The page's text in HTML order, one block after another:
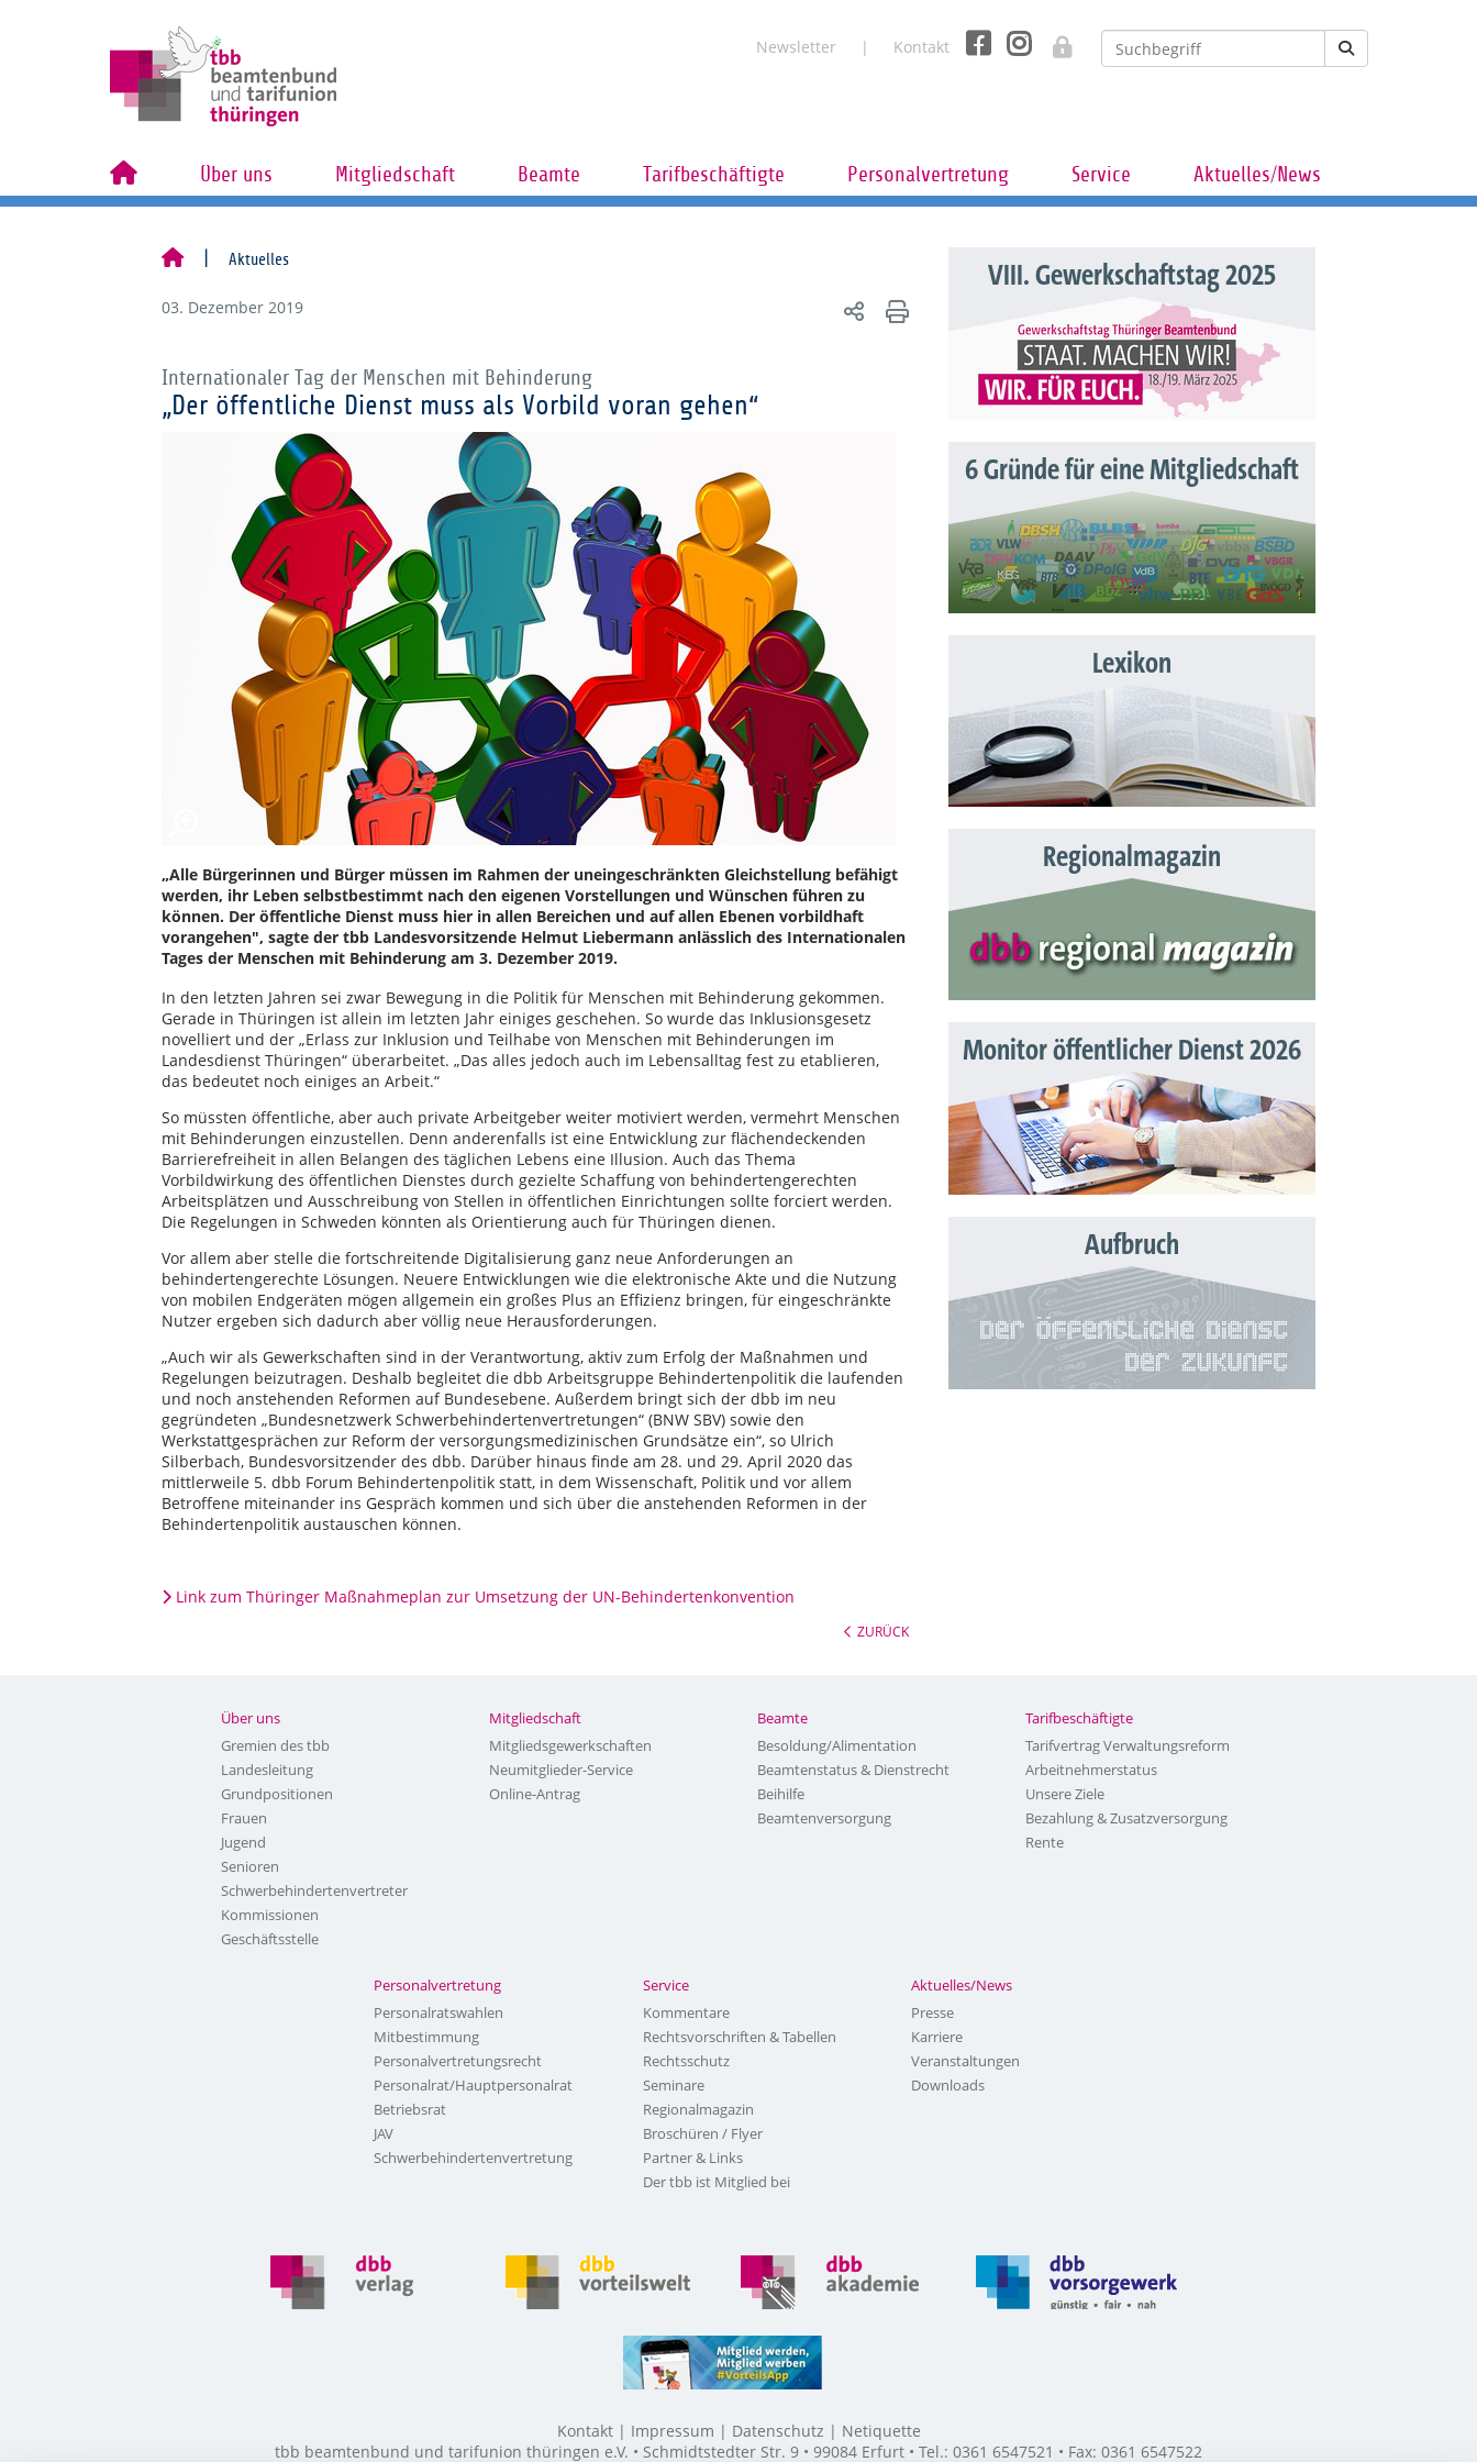
Newsletter Kontakt
Über uns Mitgliedschaft Beamte Tarifbeschäftigte Personalvertretung Service Aktuelles/News
Aktuelles
03. Dezember 2019
Internationaler Tag der Menschen mit Behinderung
„Der öffentliche Dienst muss als Vorbild voran gehen“
„Alle Bürgerinnen und Bürger müssen im Rahmen der uneingeschränkten Gleichstellung befähigt
werden, ihr Leben selbstbestimmt nach den eigenen Vorstellungen und Wünschen führen zu
können. Der öffentliche Dienst muss hier in allen Bereichen und auf allen Ebenen vorbildhaft
vorangehen", sagte der tbb Landesvorsitzende Helmut Liebermann anlässlich des Internationalen
Tages der Menschen mit Behinderung am 3. Dezember 2019.
In den letzten Jahren sei zwar Bewegung in die Politik für Menschen mit Behinderung gekommen.
Gerade in Thüringen ist allein im letzten Jahr einiges geschehen. So wurde das Inklusionsgesetz
novelliert und der „Erlass zur Inklusion und Teilhabe von Menschen mit Behinderungen im
Landesdienst Thüringen“ überarbeitet. „Das alles jedoch auch im Lebensalltag fest zu etablieren,
das bedeutet noch einiges an Arbeit.“
So müssten öffentliche, aber auch private Arbeitgeber weiter motiviert werden, vermehrt Menschen
mit Behinderungen einzustellen. Denn anderenfalls ist eine Entwicklung zur flächendeckenden
Barrierefreiheit in allen Belangen des täglichen Lebens eine Illusion. Auch das Thema
Vorbildwirkung des öffentlichen Dienstes durch gezielte Schaffung von behindertengerechten
Arbeitsplätzen und Ausschreibung von Stellen in öffentlichen Einrichtungen sollte forciert werden.
Die Regelungen in Schweden könnten als Orientierung auch für Thüringen dienen.
Vor allem aber stelle die fortschreitende Digitalisierung ganz neue Anforderungen an
behindertengerechte Lösungen. Neuere Entwicklungen wie die elektronische Akte und die Nutzung
von mobilen Endgeräten mögen allgemein ein großes Plus an Effizienz bringen, für eingeschränkte
Nutzer ergeben sich dadurch aber völlig neue Herausforderungen.
„Auch wir als Gewerkschaften sind in der Verantwortung, aktiv zum Erfolg der Maßnahmen und
Regelungen beizutragen. Deshalb begleitet die dbb Arbeitsgruppe Behindertenpolitik die laufenden
und noch anstehenden Reformen auf Bundesebene. Außerdem bringt sich der dbb im neu
gegründeten „Bundesnetzwerk Schwerbehindertenvertretungen“ (BNW SBV) sowie den
Werkstattgesprächen zur Reform der versorgungsmedizinischen Grundsätze ein“, so Ulrich
Silberbach, Bundesvorsitzender des dbb. Darüber hinaus finde am 28. und 29. April 2020 das
mittlerweile 5. dbb Forum Behindertenpolitik statt, in dem Wissenschaft, Politik und vor allem
Betroffene miteinander ins Gespräch kommen und sich über die anstehenden Reformen in der
Behindertenpolitik austauschen können.
Link zum Thüringer Maßnahmeplan zur Umsetzung der UN-Behindertenkonvention
ZURÜCK
VIII. Gewerkschaftstag 2025
6 Gründe für eine Mitgliedschaft
Lexikon
Regionalmagazin
Monitor öffentlicher Dienst 2026
Aufbruch
Über uns
Gremien des tbb
Landesleitung
Grundpositionen
Frauen
Jugend
Senioren
Schwerbehindertenvertreter
Kommissionen
Geschäftsstelle
Mitgliedschaft
Mitgliedsgewerkschaften
Neumitglieder-Service
Online-Antrag
Beamte
Besoldung/Alimentation
Beamtenstatus & Dienstrecht
Beihilfe
Beamtenversorgung
Tarifbeschäftigte
Tarifvertrag Verwaltungsreform
Arbeitnehmerstatus
Unsere Ziele
Bezahlung & Zusatzversorgung
Rente
Personalvertretung
Personalratswahlen
Mitbestimmung
Personalvertretungsrecht
Personalrat/Hauptpersonalrat
Betriebsrat
JAV
Schwerbehindertenvertretung
Service
Kommentare
Rechtsvorschriften & Tabellen
Rechtsschutz
Seminare
Regionalmagazin
Broschüren / Flyer
Partner & Links
Der tbb ist Mitglied bei
Aktuelles/News
Presse
Karriere
Veranstaltungen
Downloads
Kontakt Impressum Datenschutz
Netiquette
tbb beamtenbund und tarifunion thüringen e.V. • Schmidtstedter Str. 9 • 99084 Erfurt • Tel.: 0361 6547521 • Fax: 0361 6547522